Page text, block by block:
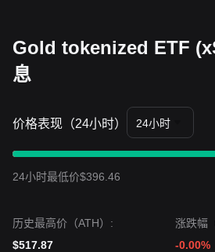
Gold tokenized ETF
息
价格表现（24小时） 24小时
24小时最低价$396.46
历史最高价（ATH）:
$517.87
涨跌幅
-0.00%